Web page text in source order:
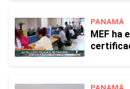
PANAMÁ
MEF ha